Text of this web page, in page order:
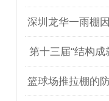
深圳龙华一雨棚
第十三届“结构
篮球场推拉棚的